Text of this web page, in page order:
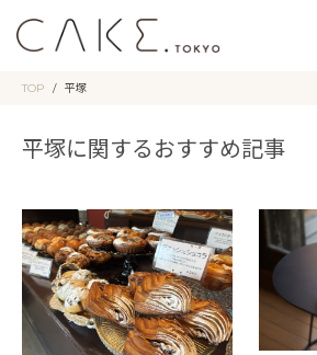
TOP 平塚
平塚に関するおすすめ記事